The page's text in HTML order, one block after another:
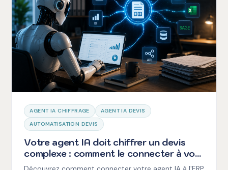
AGENT IA CHIFFRAGE
AGENT IA DEVIS
AUTOMATISATION DEVIS
Votre agent IA doit chiffrer un devis
complexe : comment le connecter à vos
outils métier sans perdre 3 mois en